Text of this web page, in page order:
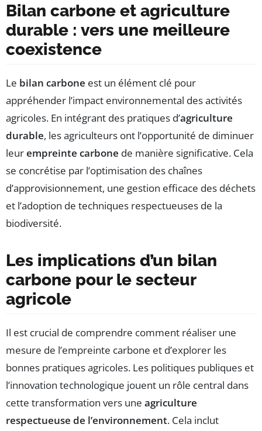
Bilan carbone et agriculture
durable : vers une meilleure
coexistence
Le bilan carbone est un élément clé pour
appréhender l’impact environnemental des activités
agricoles. En intégrant des pratiques d’agriculture
durable, les agriculteurs ont l’opportunité de diminuer
leurempreinte carbone de manière significative. Cela
se concrétise par l’optimisation des chaînes
d’approvisionnement, une gestion efficace des déchets
et l’adoption de techniques respectueuses de la
biodiversité.
Les implications d’un bilan
carbone pour le secteur
agricole
Il est crucial de comprendre comment réaliser une
mesure de l’empreinte carbone et d’explorer les
bonnes pratiques agricoles. Les politiques publiques et
l’innovation technologique jouent un rôle central dans
cette transformation vers une agriculture
respectueuse de l’environnement. Cela inclut